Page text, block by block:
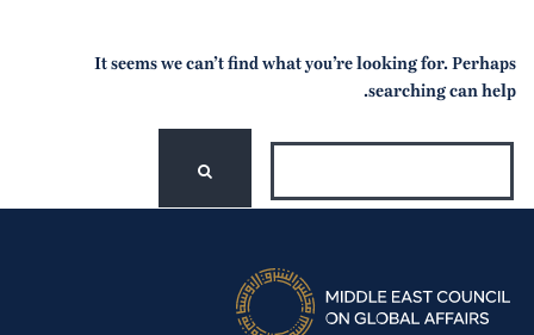
It seems we can’t find what you’re looking for. Perhaps
searching can help.